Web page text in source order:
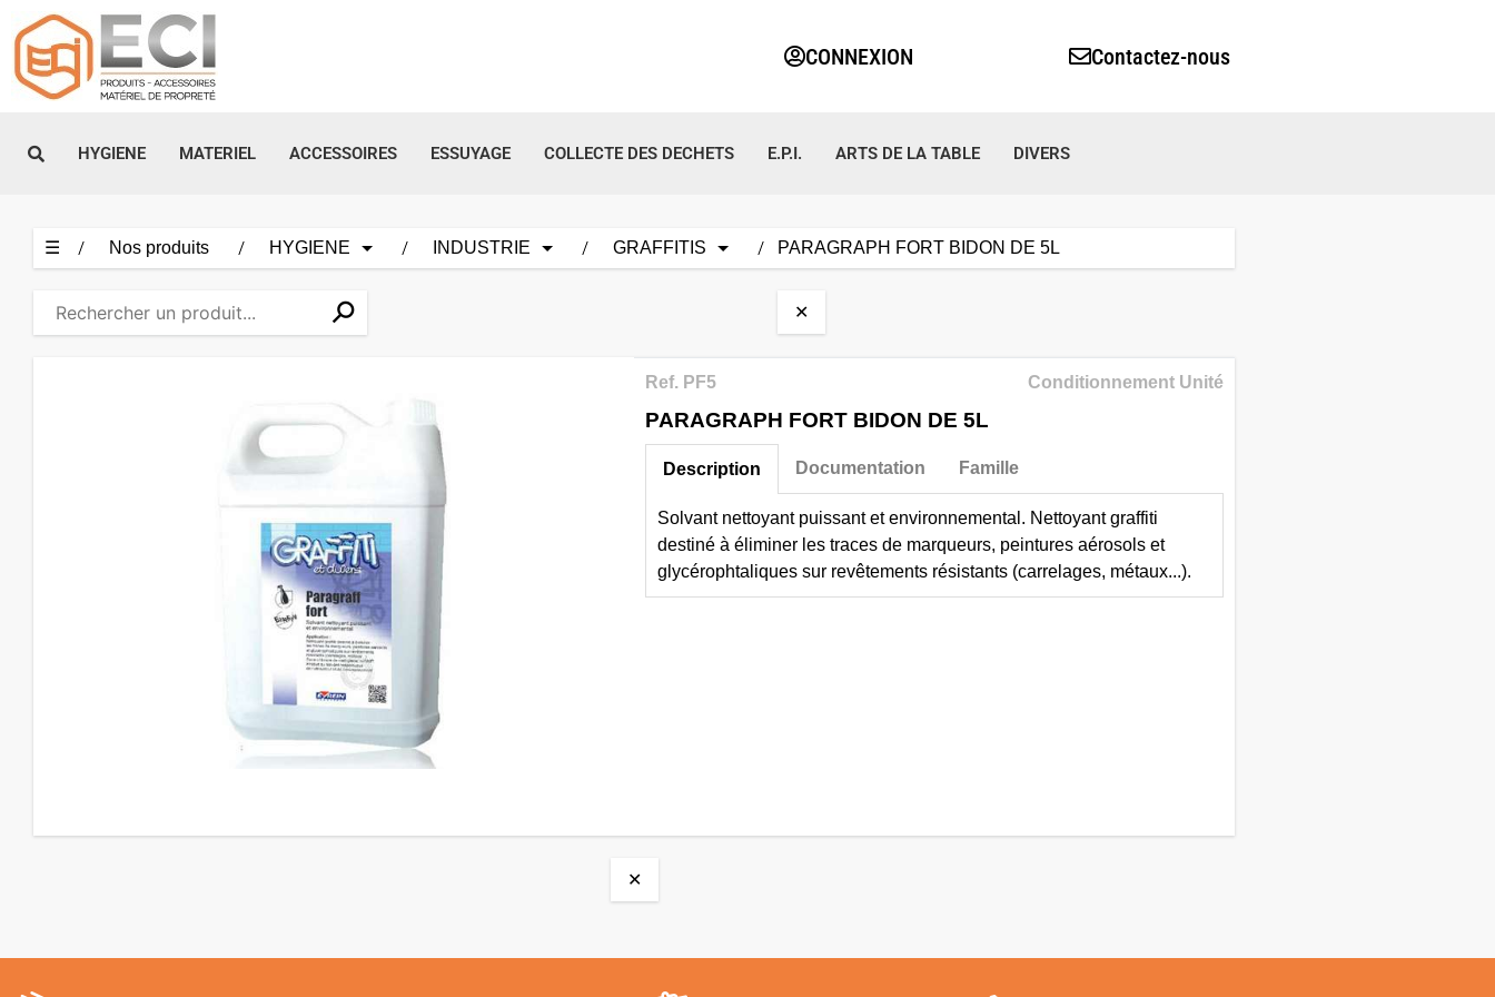
au
contenu
CONNEXION Contactez-nous
HYGIENE MATERIEL ACCESSOIRES ESSUYAGE COLLECTE DES DECHETS E.P.I. ARTS DE LA TABLE DIVERS
☰ Nos produits HYGIENE INDUSTRIE GRAFFITIS PARAGRAPH FORT BIDON DE 5L
✕⚲ ✕
Ref. PF5 Conditionnement Unité
PARAGRAPH FORT BIDON DE 5L
Description
Solvant nettoyant puissant et environnemental. Nettoyant graffiti
destiné à éliminer les traces de marqueurs, peintures aérosols et
glycérophtaliques sur revêtements résistants (carrelages, métaux...).
Documentation Famille
✕